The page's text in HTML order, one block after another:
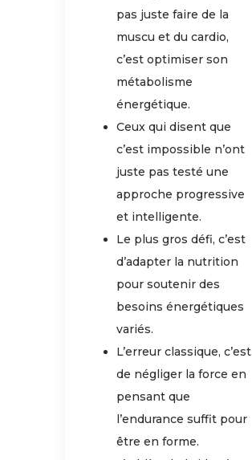
pas juste faire de la
muscu et du cardio,
c’est optimiser son
métabolisme
énergétique.
Ceux qui disent que
c’est impossible n’ont
juste pas testé une
approche progressive
et intelligente.
Le plus gros défi, c’est
d’adapter la nutrition
pour soutenir des
besoins énergétiques
variés.
L’erreur classique, c’est
de négliger la force en
pensant que
l’endurance suffit pour
être en forme.